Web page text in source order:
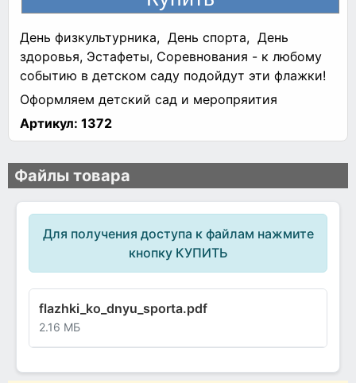
День физкультурника, День спорта, День
здоровья, Эстафеты, Соревнования - к любому
событию в детском саду подойдут эти флажки!
Оформляем детский сад и меропряития
Артикул: 1372
Файлы товара
Для получения доступа к файлам нажмите
кнопку КУПИТЬ
flazhki_ko_dnyu_sporta.pdf
2.16 МБ